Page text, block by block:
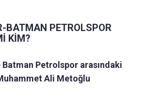
BATMAN PETROLSPOR
KİM?
Petrolspor arasındaki
Ali Metoğlu